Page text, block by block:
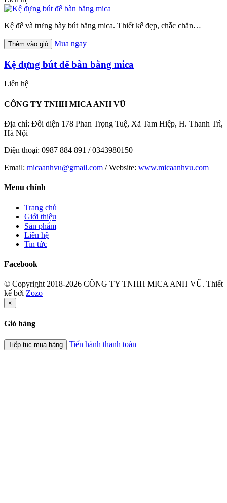
Kệ để và trưng bày bút bằng mica. Thiết kế đẹp, chắc chắn…
Thêm vào giỏ Mua ngay
Kệ đựng bút để bàn bằng mica
Liên hệ
CÔNG TY TNHH MICA ANH VŨ
Địa chỉ: Đối diện 178 Phan Trọng Tuệ, Xã Tam Hiệp, H. Thanh Trì,
Hà Nội
Điện thoại: 0987 884 891 / 0343980150
Email: micaanhvu@gmail.com / Website: www.micaanhvu.com
Menu chính
Trang chủ
Giới thiệu
Sản phẩm
Liên hệ
Tin tức
Facebook
© Copyright 2018-2026 CÔNG TY TNHH MICA ANH VŨ. Thiết
kế bởi Zozo
×
Giỏ hàng
Tiếp tục mua hàng Tiến hành thanh toán